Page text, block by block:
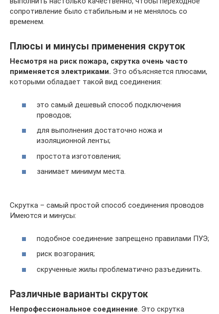
сопротивление было стабильным и не менялось со
временем.
Плюсы и минусы применения скруток
Несмотря на риск пожара, скрутка очень часто
применяется электриками. Это объясняется плюсами,
которыми обладает такой вид соединения:
это самый дешевый способ подключения
проводов;
для выполнения достаточно ножа и
изоляционной ленты;
простота изготовления;
занимает минимум места.
Скрутка – самый простой способ соединения проводов
Имеются и минусы:
подобное соединение запрещено правилами ПУЭ;
риск возгорания;
скрученные жилы проблематично разъединить.
Различные варианты скруток
Непрофессиональное соединение . Это скрутка